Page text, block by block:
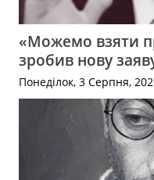
«Можемо взяти
зробив нову
Понеділок, 3 Серпня,